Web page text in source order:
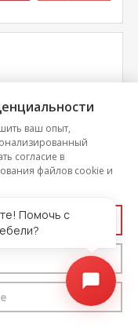
ваш опыт,
согласие в
файлов cookie и
Помочь с